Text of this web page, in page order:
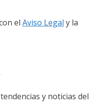
el Aviso Legal y la
y noticias del